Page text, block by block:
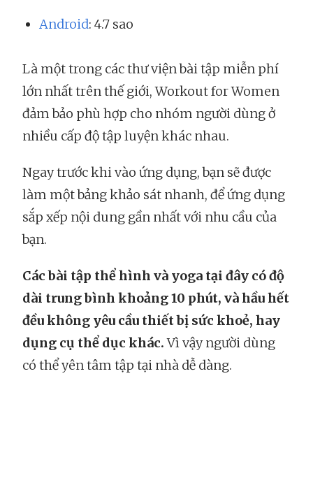
Android: 4.7 sao
Là một trong các thư viện bài tập miễn phí
lớn nhất trên thế giới, Workout for Women
đảm bảo phù hợp cho nhóm người dùng ở
nhiều cấp độ tập luyện khác nhau.
Ngay trước khi vào ứng dụng, bạn sẽ được
làm một bảng khảo sát nhanh, để ứng dụng
sắp xếp nội dung gần nhất với nhu cầu của
bạn.
Các bài tập thể hình và yoga tại đây có độ
dài trung bình khoảng 10 phút, và hầu hết
đều không yêu cầu thiết bị sức khoẻ, hay
dụng cụ thể dục khác.Vì vậy người dùng
có thể yên tâm tập tại nhà dễ dàng.